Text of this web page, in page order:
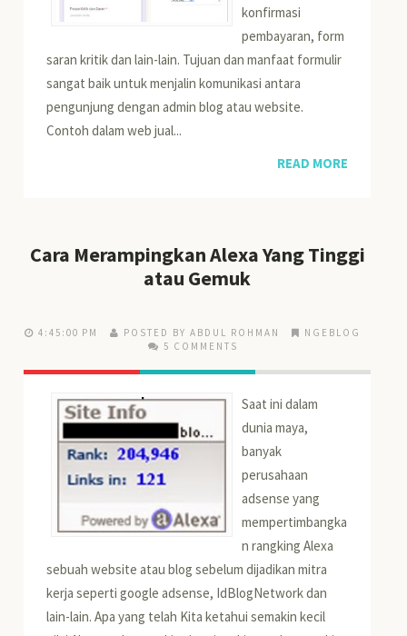
konfirmasi
pembayaran, form
saran kritik dan lain-lain. Tujuan dan manfaat formulir
sangat baik untuk menjalin komunikasi antara
pengunjung dengan admin blog atau website.
Contoh dalam web jual...
READ MORE
Cara Merampingkan Alexa Yang Tinggi
atau Gemuk
4:45:00 PM POSTED BY ABDUL ROHMAN
NGEBLOG
5 COMMENTS
Saat ini dalam
dunia maya,
banyak
perusahaan
adsense yang
mempertimbangka
n rangking Alexa
sebuah website atau blog sebelum dijadikan mitra
kerja seperti google adsense, IdBlogNetwork dan
lain-lain. Apa yang telah Kita ketahui semakin kecil